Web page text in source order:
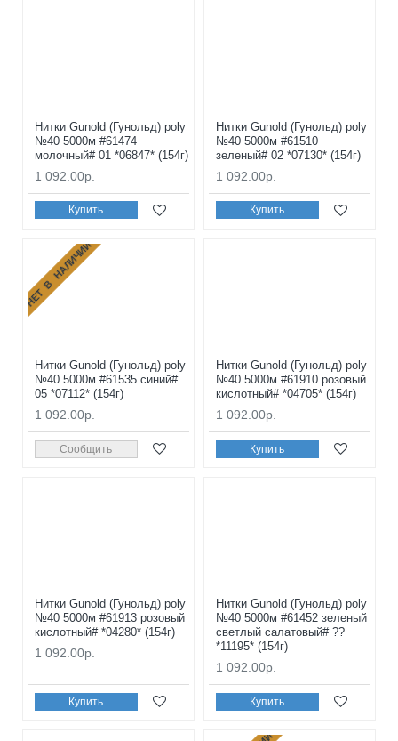
Нитки Gunold (Гунольд) poly
№40 5000м #61474
молочный# 01 *06847* (154г)
1 092.00р.
Купить
Нитки Gunold (Гунольд) poly
№40 5000м #61510
зеленый# 02 *07130* (154г)
1 092.00р.
Купить
НЕТ В НАЛИЧИИ
Нитки Gunold (Гунольд) poly
№40 5000м #61535 синий#
05 *07112* (154г)
1 092.00р.
Сообщить
Нитки Gunold (Гунольд) poly
№40 5000м #61910 розовый
кислотный# *04705* (154г)
1 092.00р.
Купить
Нитки Gunold (Гунольд) poly
№40 5000м #61913 розовый
кислотный# *04280* (154г)
1 092.00р.
Купить
Нитки Gunold (Гунольд) poly
№40 5000м #61452 зеленый
светлый салатовый# ??
*11195* (154г)
1 092.00р.
Купить